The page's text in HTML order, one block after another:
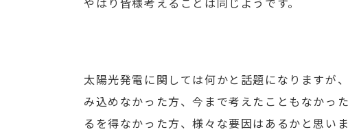
太陽光発電に関しては何かと話題になりますが
み込めなかった方、今まで考えたこともなかっ
るを得なかった方、様々な要因はあるかと思いま